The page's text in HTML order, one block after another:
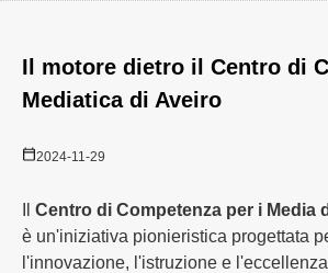
Il motore dietro il Centro di
Mediatica di Aveiro
2024-11-29
Centro di Competenza per i Media
è un'iniziativa pionieristica progettata
l'innovazione, l'istruzione e